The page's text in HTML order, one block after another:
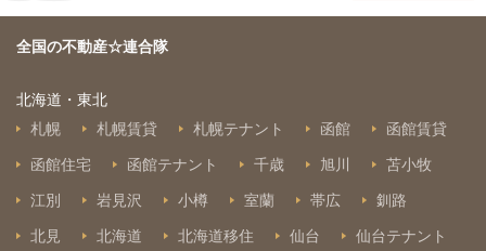
全国の不動産☆連合隊
北海道・東北
札幌
札幌賃貸 札幌テナント 函館 函館賃貸
函館住宅 函館テナント 千歳 旭川 苫小牧
江別 岩見沢 小樽 室蘭 帯広 釧路
北見 北海道 北海道移住 仙台 仙台テナント